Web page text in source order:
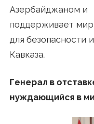
Азербайджаном и
поддерживает
для безопасности
Кавказа.
Генерал в
нуждающийся в